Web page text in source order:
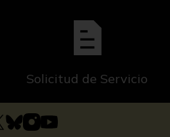
Solicitud de Servicio